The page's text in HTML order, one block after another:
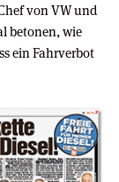
von VW und
betonen, wie
ein Fahrverbot